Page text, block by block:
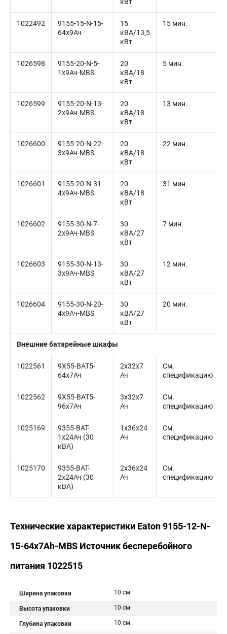
1022492
9155-15-N-15-
64x9Ач
15
кВА/13,5
кВт
15 мин.
1026598
9155-20-N-5-
1x9Ач-MBS
20
кВА/18
кВт
5 мин.
1026599
9155-20-N-13-
2x9Ач-MBS
20
кВА/18
кВт
13 мин.
1026600
9155-20-N-22-
3x9Ач-MBS
20
кВА/18
кВт
22 мин.
1026601
9155-20-N-31-
4x9Ач-MBS
20
кВА/18
кВт
31 мин.
1026602
9155-30-N-7-
2x9Ач-MBS
30
кВА/27
кВт
7 мин.
1026603
9155-30-N-13-
3x9Ач-MBS
30
кВА/27
кВт
12 мин.
1026604
9155-30-N-20-
4x9Ач-MBS
30
кВА/27
кВт
20 мин.
Внешние батарейные шкафы
1022561
9X55-BAT5-
64x7Ач
2x32x7
Ач
См.
спецификацию
1022562
9X55-BAT5-
96x7Ач
3x32x7
Ач
См.
спецификацию
1025169
9355-BAT-
1x24Ач (30
кВА)
1x36x24
Ач
См.
спецификацию
1025170
9355-BAT-
2x24Ач (30
кВА)
2x36x24
Ач
См.
спецификацию
Технические характеристики Eaton 9155-12-N-
15-64x7Ah-MBS Источник бесперебойного
питания 1022515
Ширина упаковки 10 см
Высота упаковки 10 см
Глубина упаковки 10 см